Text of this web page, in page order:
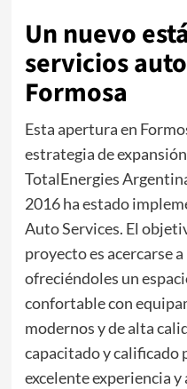
Un nuevo
servicios
Formosa
Esta apertura en
estrategia de
TotalEnergies
2016 ha estado
Auto Services. El
proyecto es acercarse
ofreciéndoles un
confortable con
modernos y de alta
capacitado y calificado
excelente experiencia